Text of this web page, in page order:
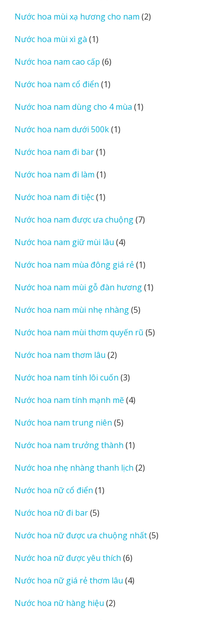
phẩm
Nước hoa mùi xạ hương cho nam 22
Nước hoa mùi xì gà 11
phẩm
Nước hoa nam cao cấp 66
phẩm
Nước hoa nam cổ điển 11
phẩm
Nước hoa nam dùng cho 4 mùa 11
Nước hoa nam dưới 500k 11
Nước hoa nam đi bar 11
phẩm
Nước hoa nam đi làm 11
phẩm
Nước hoa nam đi tiệc 11
phẩm
Nước hoa nam được ưa chuộng 77
Nước hoa nam giữ mùi lâu 44
phẩm
Nước hoa nam mùa đông giá rẻ 11
phẩm
Nước hoa nam mùi gỗ đàn hương 11
Nước hoa nam mùi nhẹ nhàng 55
phẩm
Nước hoa nam mùi thơm quyến rũ 55
Nước hoa nam thơm lâu 22
phẩm
Nước hoa nam tính lôi cuốn 33
phẩm
Nước hoa nam tính mạnh mẽ 44
Nước hoa nam trung niên 55
phẩm
Nước hoa nam trưởng thành 11
phẩm
Nước hoa nhẹ nhàng thanh lịch 22
Nước hoa nữ cổ điển 11
Nước hoa nữ đi bar 55
phẩm
Nước hoa nữ được ưa chuộng nhất 55
Nước hoa nữ được yêu thích 66
phẩm
Nước hoa nữ giá rẻ thơm lâu 44
Nước hoa nữ hàng hiệu 22